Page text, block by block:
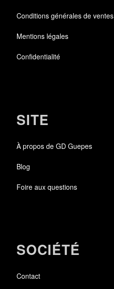
Conditions générales de ventes
Mentions légales
Confidentialité
SITE
À propos de GD Guepes
Blog
Foire aux questions
SOCIÉTÉ
Contact